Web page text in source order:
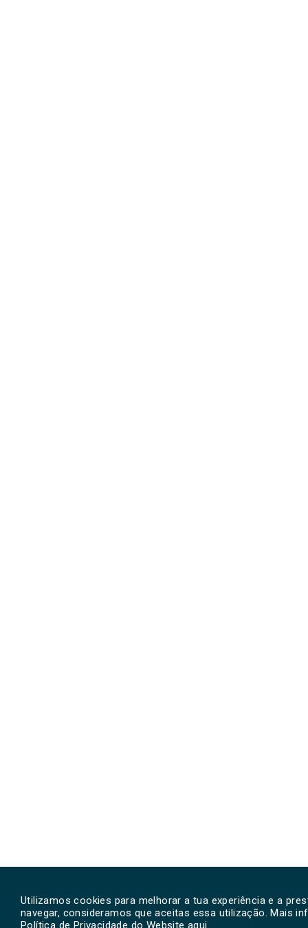
Utilizamos cookies para melhorar a tua experiência e a
navegar, consideramos que aceitas essa utilização. Mais
Política de Privacidade do Website aqui